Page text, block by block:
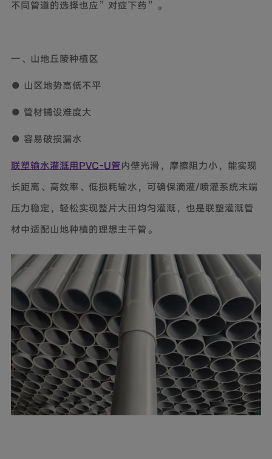
不同管道的选择也应”对症下药”。
一、山地丘陵种植区
● 山区地势高低不平
● 管材铺设难度大
● 容易破损漏水
联塑输水灌溉用PVC-U管内壁光滑，摩擦阻力小，能实现
长距离、高效率、低损耗输水，可确保滴灌/喷灌系统末端
压力稳定，轻松实现整片大田均匀灌溉，也是联塑灌溉管
材中适配山地种植的理想主干管。